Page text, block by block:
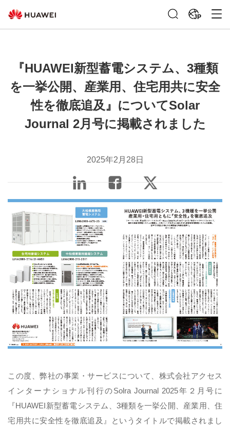
JP
『HUAWEI新型蓄電システム、3種類
を一挙公開、産業用、住宅用共に安全
性を徹底追及』についてSolar
Journal 2月号に掲載されました
2025年2月28日
この度、弊社の事業・サービスについて、株式会社アクセス
インターナショナル刊行のSolra Journal 2025年２月号に
『HUAWEI新型蓄電システム、3種類を一挙公開、産業用、住
宅用共に安全性を徹底追及』というタイトルで掲載されまし